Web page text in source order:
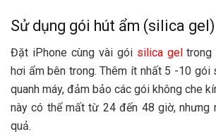
Sử dụng gói hút ẩm (silica gel)
Đặt iPhone cùng vài góisilica gel trong
hơi ẩm bên trong. Thêm ít nhất 5 -10 gói
quanh máy, đảm bảo các gói không che
này có thể mất từ 24 đến 48 giờ, nhưng
quả.